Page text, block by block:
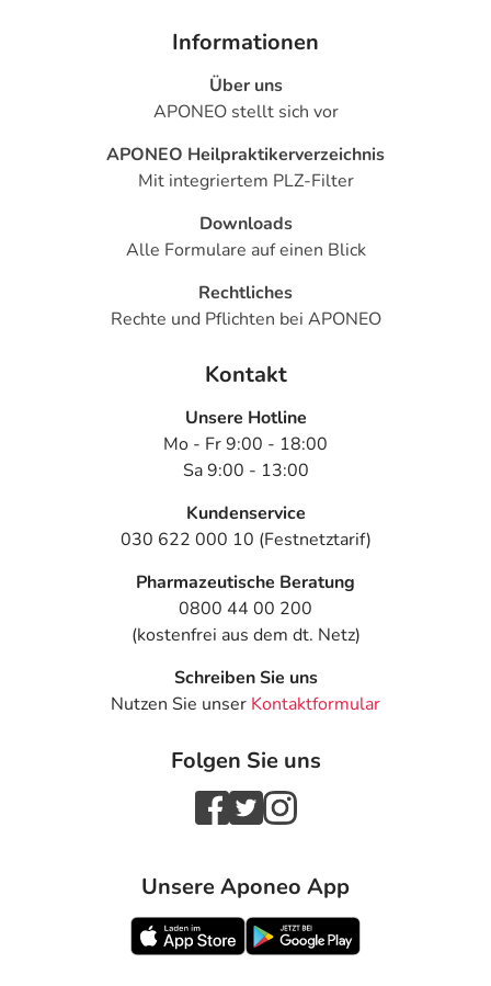
Informationen
Über uns
APONEO stellt sich vor
APONEO Heilpraktikerverzeichnis
Mit integriertem PLZ-Filter
Downloads
Alle Formulare auf einen Blick
Rechtliches
Rechte und Pflichten bei APONEO
Kontakt
Unsere Hotline
Mo - Fr 9:00 - 18:00
Sa 9:00 - 13:00
Kundenservice
030 622 000 10 (Festnetztarif)
Pharmazeutische Beratung
0800 44 00 200
(kostenfrei aus dem dt. Netz)
Schreiben Sie uns
Nutzen Sie unser Kontaktformular
Folgen Sie uns
Unsere Aponeo App